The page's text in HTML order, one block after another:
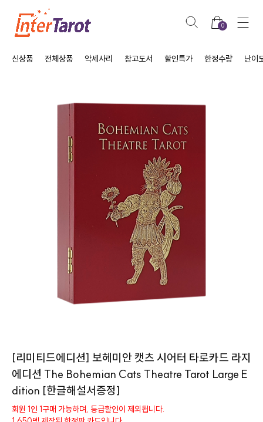
0
신상품 전체상품 악세사리 참고도서 할인특가 한정수량 난이
[리미티드에디션] 보헤미안 캣츠 시어터 타로카드 라지
에디션 The Bohemian Cats Theatre Tarot Large E
dition [한글해설서증정]
회원 1인 1구매 가능하며, 등급할인이 제외됩니다.